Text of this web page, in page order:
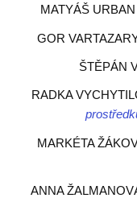
MATYÁŠ
GOR
ŠTĚPÁN
RADKA
MARKÉTA
ANNA